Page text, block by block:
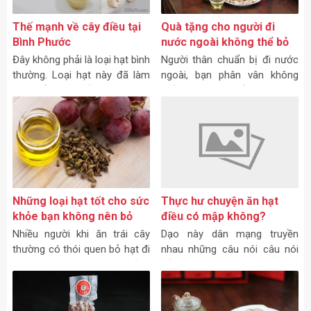
Thế mạnh về cây điều tại
Bình Phước
Đây không phải là loại hạt bình
thường. Loại hạt này đã làm
dân địa phương. Lá, quả, hạt
của loại cây này đều có thể
đánh thức vị giác của bạn với
những món ăn thanh đạm,
giàu dinh dưỡng và tốt cho
sức khỏe. Đó là?
Quà tặng cho người đi
nước ngoài không thể bỏ
qua với...
Người thân chuẩn bị đi nước
ngoài, bạn phân vân không
Những loại hạt tốt cho sức
khỏe bạn không nên bỏ
qua
Nhiều người khi ăn trái cây
thường có thói quen bỏ hạt đi
hoặc cho rằng loại hạt này
quá quen thuộc,
Thực hư chuyện ăn hạt
điều có mập không?
Dạo này dân mạng truyền
nhau những câu nói câu nói
thở thôi cũng mập”, hoặc “có
những người chỉ nhìn đồ ăn